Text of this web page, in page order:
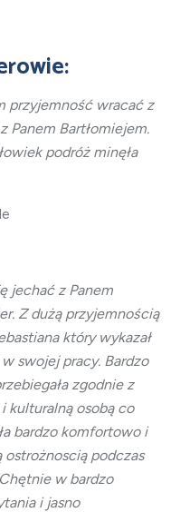
przyjemność wracać z
Panem Bartłomiejem.
podróż minęła
jechać z Panem
Z dużą przyjemnością
który wykazał
swojej pracy. Bardzo
zgodnie z
kulturalną osobą co
bardzo komfortowo i
ostrożnoscią podczas
w bardzo
i jasno